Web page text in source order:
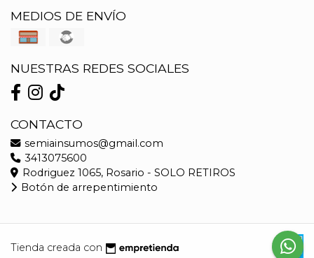
MEDIOS DE ENVÍO
NUESTRAS REDES SOCIALES
CONTACTO
semiainsumos@gmail.com
3413075600
Rodriguez 1065, Rosario - SOLO RETIROS
Botón de arrepentimiento
Tienda creada con